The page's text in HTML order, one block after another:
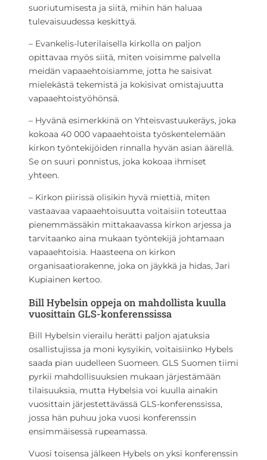
suoriutumisesta ja siitä, mihin hän haluaa
tulevaisuudessa keskittyä.
– Evankelis-luterilaisella kirkolla on paljon
opittavaa myös siitä, miten voisimme palvella
meidän vapaaehtoisiamme, jotta he saisivat
mielekästä tekemistä ja kokisivat omistajuutta
vapaaehtoistyöhönsä.
– Hyvänä esimerkkinä on Yhteisvastuukeräys, joka
kokoaa 40 000 vapaaehtoista työskentelemään
kirkon työntekijöiden rinnalla hyvän asian äärellä.
Se on suuri ponnistus, joka kokoaa ihmiset
yhteen.
– Kirkon piirissä olisikin hyvä miettiä, miten
vastaavaa vapaaehtoisuutta voitaisiin toteuttaa
pienemmässäkin mittakaavassa kirkon arjessa ja
tarvitaanko aina mukaan työntekijä johtamaan
vapaaehtoisia. Haasteena on kirkon
organisaatiorakenne, joka on jäykkä ja hidas, Jari
Kupiainen kertoo.
Bill Hybelsin oppeja on mahdollista kuulla
vuosittain GLS-konferenssissa
Bill Hybelsin vierailu herätti paljon ajatuksia
osallistujissa ja moni kysyikin, voitaisiinko Hybels
saada pian uudelleen Suomeen. GLS Suomen tiimi
pyrkii mahdollisuuksien mukaan järjestämään
tilaisuuksia, mutta Hybelsia voi kuulla ainakin
vuosittain järjestettävässä GLS-konferenssissa,
jossa hän puhuu joka vuosi konferenssin
ensimmäisessä rupeamassa.
Vuosi toisensa jälkeen Hybels on yksi konferenssin